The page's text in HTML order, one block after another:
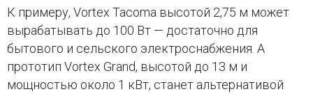
К примеру, Vortex Tacoma высотой 2,75 м может
вырабатывать до 100 Вт — достаточно для
бытового и сельского электроснабжения. А
прототип Vortex Grand, высотой до 13 м и
мощностью около 1 кВт, станет альтернативой